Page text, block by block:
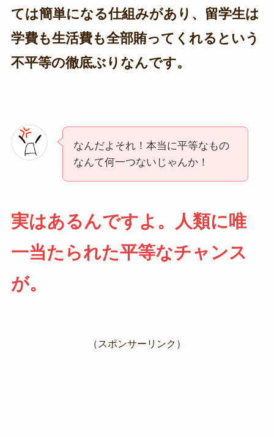
ては簡単になる仕組みがあり、留学生は
学費も生活費も全部賄ってくれるという
不平等の徹底ぶりなんです。
なんだよそれ！本当に平等なもの
なんて何一つないじゃんか！
実はあるんですよ。人類に唯
一当たられた平等なチャンス
が。
（スポンサーリンク）